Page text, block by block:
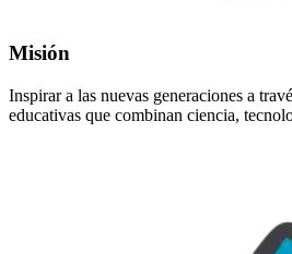
Misión
Inspirar a las nuevas generaciones a
educativas que combinan ciencia,